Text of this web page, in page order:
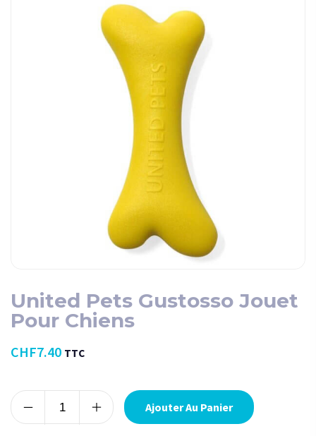
United Pets Gustosso Jouet
Pour Chiens
CHF7.40 TTC
Ajouter Au Panier
Alternative: